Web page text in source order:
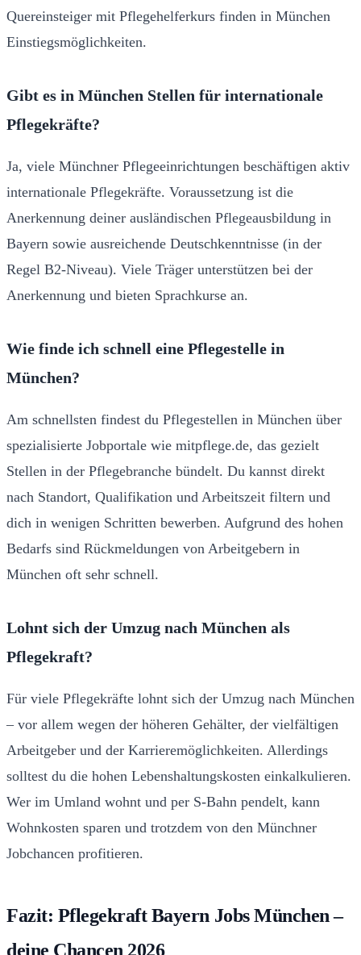
Quereinsteiger mit Pflegehelferkurs finden in München
Einstiegsmöglichkeiten.
Gibt es in München Stellen für internationale
Pflegekräfte?
Ja, viele Münchner Pflegeeinrichtungen beschäftigen aktiv
internationale Pflegekräfte. Voraussetzung ist die
Anerkennung deiner ausländischen Pflegeausbildung in
Bayern sowie ausreichende Deutschkenntnisse (in der
Regel B2-Niveau). Viele Träger unterstützen bei der
Anerkennung und bieten Sprachkurse an.
Wie finde ich schnell eine Pflegestelle in
München?
Am schnellsten findest du Pflegestellen in München über
spezialisierte Jobportale wie mitpflege.de, das gezielt
Stellen in der Pflegebranche bündelt. Du kannst direkt
nach Standort, Qualifikation und Arbeitszeit filtern und
dich in wenigen Schritten bewerben. Aufgrund des hohen
Bedarfs sind Rückmeldungen von Arbeitgebern in
München oft sehr schnell.
Lohnt sich der Umzug nach München als
Pflegekraft?
Für viele Pflegekräfte lohnt sich der Umzug nach München
– vor allem wegen der höheren Gehälter, der vielfältigen
Arbeitgeber und der Karrieremöglichkeiten. Allerdings
solltest du die hohen Lebenshaltungskosten einkalkulieren.
Wer im Umland wohnt und per S-Bahn pendelt, kann
Wohnkosten sparen und trotzdem von den Münchner
Jobchancen profitieren.
Fazit: Pflegekraft Bayern Jobs München –
deine Chancen 2026